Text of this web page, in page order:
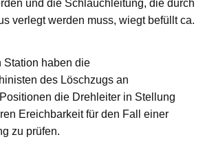
und die Schlauchleitung, die durch
verlegt werden muss, wiegt befüllt ca.
Station haben die
des Löschzugs an
die Drehleiter in Stellung
Ereichbarkeit für den Fall einer
zu prüfen.